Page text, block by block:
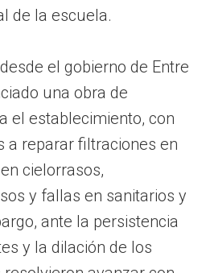
de la escuela.
el gobierno de Entre
una obra de
el establecimiento, con
a reparar filtraciones en
cielorrasos,
y fallas en sanitarios y
ante la persistencia
y la dilación de los